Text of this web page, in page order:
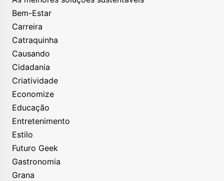
Bem-Estar
Carreira
Catraquinha
Causando
Cidadania
Criatividade
Economize
Educação
Entretenimento
Estilo
Futuro Geek
Gastronomia
Grana